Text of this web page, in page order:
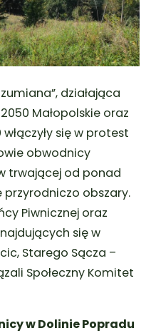
działająca
Małopolskie oraz
się w protest
obwodnicy
trwającej od ponad
obszary.
Piwnicznej oraz
się w
Starego Sącza –
Społeczny Komitet
w Dolinie Popradu